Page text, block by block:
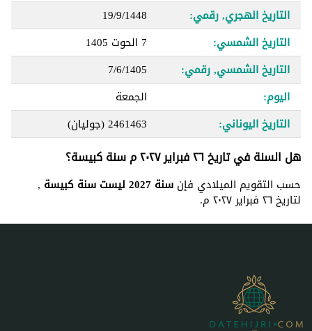
التاريخ الهجري, رقمي:
19/9/1448
التاريخ الشمسي:
7 الحوت 1405
التاريخ الشمسي, رقمي:
7/6/1405
اليوم:
الجمعة
التاريخ اليوناني:
2461463(جوليان)
هل السنة في تاريخ ٢٦ فبراير ٢٠٢٧ م سنة كبيسة؟
حسب التقويم الميلادي فإن سنة 2027 ليست سنة كبيسة ,
لتاريخ ٢٦ فبراير ٢٠٢٧ م.